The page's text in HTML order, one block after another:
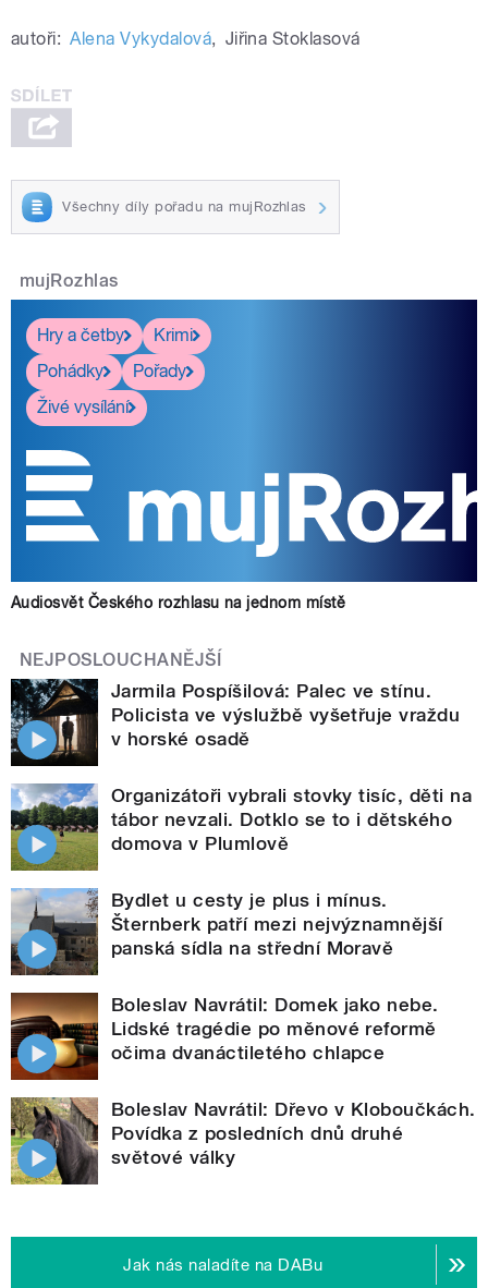
autoři: Alena Vykydalová, Jiřina Stoklasová
Všechny díly pořadu na mujRozhlas
mujRozhlas
Hry a četby
Krimi
Pohádky
Pořady
Živé vysílání
Audiosvět Českého rozhlasu na jednom místě
NEJPOSLOUCHANĚJŠÍ
Jarmila Pospíšilová: Palec ve stínu.
Policista ve výslužbě vyšetřuje vraždu
v horské osadě
Organizátoři vybrali stovky tisíc, děti na
tábor nevzali. Dotklo se to i dětského
domova v Plumlově
Bydlet u cesty je plus i mínus.
Šternberk patří mezi nejvýznamnější
panská sídla na střední Moravě
Boleslav Navrátil: Domek jako nebe.
Lidské tragédie po měnové reformě
očima dvanáctiletého chlapce
Boleslav Navrátil: Dřevo v Kloboučkách.
Povídka z posledních dnů druhé
světové války
Jak nás naladíte na DABu